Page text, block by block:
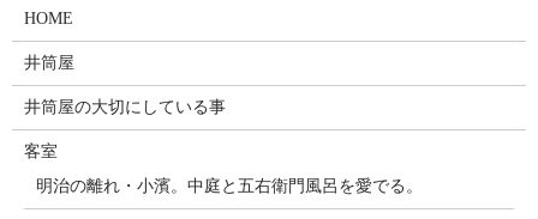
HOME
井筒屋
井筒屋の大切にしている事
客室
明治の離れ・小濱。中庭と五右衛門風呂を愛でる。